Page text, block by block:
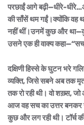
परछाईं आगे बढ़ी—धीरे-
की साँसें थम गईं।क्योंकि वह
नहीं थीं।उनमें कुछ और
उसने एक ही वाक्य कहा—“सच
दक्षिणी हिस्से के घुटन भरे
व्यक्ति, जिसे सबने अब तक मृत
तक रो रही थी। वो शख़्स,
आज वह सच का उत्तर बनकर
कुछ और लग रही थी। टॉर्च